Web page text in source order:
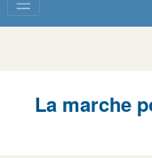
La marche